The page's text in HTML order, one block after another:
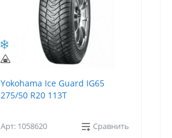
Yokohama Ice Guard IG65
275/50 R20 113T
Арт: 1058620 Сравнить